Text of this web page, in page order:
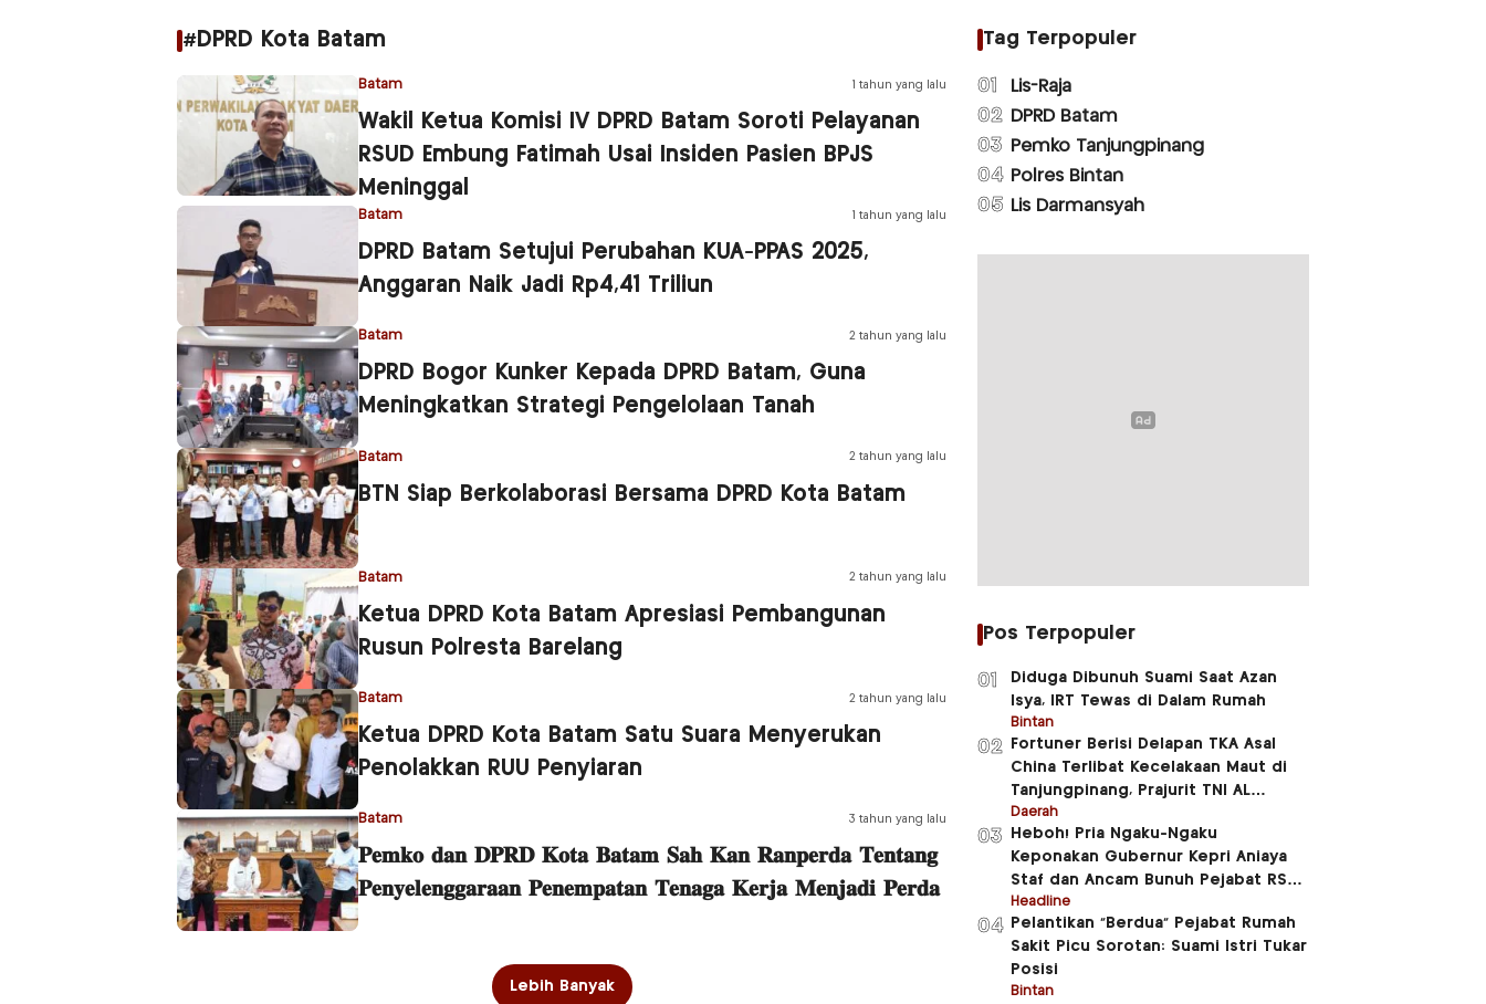
#DPRD Kota Batam
Batam 1 tahun yang lalu
Wakil Ketua Komisi IV DPRD Batam Soroti Pelayanan
RSUD Embung Fatimah Usai Insiden Pasien BPJS
Meninggal
Batam 1 tahun yang lalu
DPRD Batam Setujui Perubahan KUA-PPAS 2025,
Anggaran Naik Jadi Rp4,41 Triliun
Batam 2 tahun yang lalu
DPRD Bogor Kunker Kepada DPRD Batam, Guna
Meningkatkan Strategi Pengelolaan Tanah
Batam 2 tahun yang lalu
BTN Siap Berkolaborasi Bersama DPRD Kota Batam
Batam 2 tahun yang lalu
Ketua DPRD Kota Batam Apresiasi Pembangunan
Rusun Polresta Barelang
Batam 2 tahun yang lalu
Ketua DPRD Kota Batam Satu Suara Menyerukan
Penolakkan RUU Penyiaran
Batam 3 tahun yang lalu
𝐏𝐞𝐦𝐤𝐨 𝐝𝐚𝐧 𝐃𝐏𝐑𝐃 𝐊𝐨𝐭𝐚 𝐁𝐚𝐭𝐚𝐦 𝐒𝐚𝐡 𝐊𝐚𝐧 𝐑𝐚𝐧𝐩𝐞𝐫𝐝𝐚 𝐓𝐞𝐧𝐭𝐚𝐧𝐠
𝐏𝐞𝐧𝐲𝐞𝐥𝐞𝐧𝐠𝐠𝐚𝐫𝐚𝐚𝐧 𝐏𝐞𝐧𝐞𝐦𝐩𝐚𝐭𝐚𝐧 𝐓𝐞𝐧𝐚𝐠𝐚 𝐊𝐞𝐫𝐣𝐚 𝐌𝐞𝐧𝐣𝐚𝐝𝐢 𝐏𝐞𝐫𝐝𝐚
Lebih Banyak
Tag Terpopuler
01 Lis-Raja
02 DPRD Batam
03 Pemko Tanjungpinang
04 Polres Bintan
05 Lis Darmansyah
Pos Terpopuler
01
Diduga Dibunuh Suami Saat Azan
Isya, IRT Tewas di Dalam Rumah
Bintan
02
Fortuner Berisi Delapan TKA Asal
China Terlibat Kecelakaan Maut di
Tanjungpinang, Prajurit TNI AL
Meninggal Dunia
Daerah
03
Heboh! Pria Ngaku-Ngaku
Keponakan Gubernur Kepri Aniaya
Staf dan Ancam Bunuh Pejabat RSUD
RAT
Headline
04
Pelantikan “Berdua” Pejabat Rumah
Sakit Picu Sorotan: Suami Istri Tukar
Posisi
Bintan